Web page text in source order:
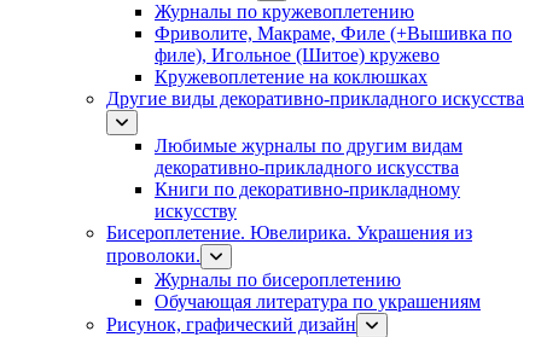
Журналы по кружевоплетению
Фриволите, Макраме, Филе (+Вышивка по
филе), Игольное (Шитое) кружево
Кружевоплетение на коклюшках
Другие виды декоративно-прикладного искусства
Любимые журналы по другим видам
декоративно-прикладного искусства
Книги по декоративно-прикладному
искусству
Бисероплетение. Ювелирика. Украшения из
проволоки.
Журналы по бисероплетению
Обучающая литература по украшениям
Рисунок, графический дизайн